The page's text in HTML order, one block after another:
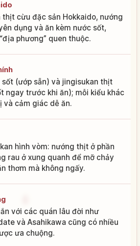
thịt cừu đặc sản Hokkaido, nướng
dụng và ăn kèm nước sốt,
phương” quen thuộc.
sốt (ướp sẵn) và jingisukan thịt
ngay trước khi ăn); mỗi kiểu khác
và cảm giác dễ ăn.
hình vòm: nướng thịt ở phần
rau ở xung quanh để mỡ chảy
thơm mà không ngấy.
với các quán lâu đời như
và Asahikawa cũng có nhiều
ưa chuộng.